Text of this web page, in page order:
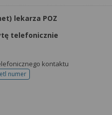
lekarza POZ
telefonicznie
kontaktu
numer
telefonu do rejestracji